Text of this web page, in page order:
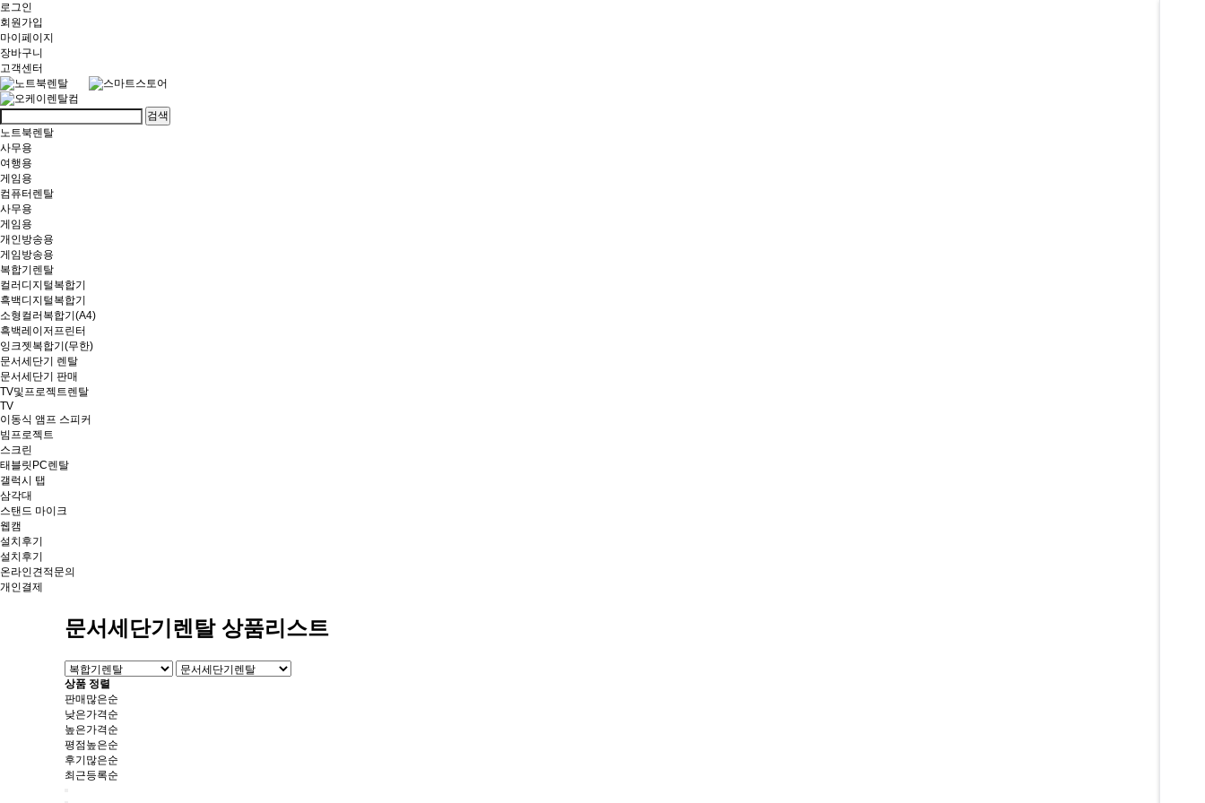
로그인
회원가입
마이페이지
장바구니
고객센터
검색
노트북렌탈
사무용
여행용
게임용
컴퓨터렌탈
사무용
게임용
개인방송용
게임방송용
복합기렌탈
컬러디지털복합기
흑백디지털복합기
소형컬러복합기(A4)
흑백레이저프린터
잉크젯복합기(무한)
문서세단기 렌탈
문서세단기 판매
TV및프로젝트렌탈
TV
이동식 앰프 스피커
빔프로젝트
스크린
태블릿PC렌탈
갤럭시 탭
삼각대
스탠드 마이크
웹캠
설치후기
설치후기
온라인견적문의
개인결제
문서세단기렌탈 상품리스트
상품 정렬
판매많은순
낮은가격순
높은가격순
평점높은순
후기많은순
최근등록순